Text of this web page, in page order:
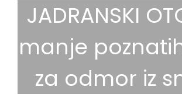
JADRANSKI
manje
za odmor iz